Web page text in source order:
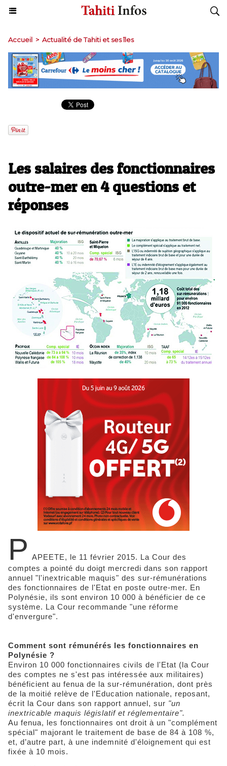
Accueil > Actualité de Tahiti et ses îles
Les salaires des fonctionnaires
outre-mer en 4 questions et
réponses
P APEETE, le 11 février 2015. La Cour des
comptes a pointé du doigt mercredi dans son rapport
annuel "l'inextricable maquis" des sur-rémunérations
des fonctionnaires de l'Etat en poste outre-mer. En
Polynésie, ils sont environ 10 000 à bénéficier de ce
système. La Cour recommande "une réforme
d'envergure".
Comment sont rémunérés les fonctionnaires en
Polynésie ?
Environ 10 000 fonctionnaires civils de l'Etat (la Cour
des comptes ne s'est pas intéressée aux militaires)
bénéficient au fenua de la sur-rémunération, dont près
de la moitié relève de l'Education nationale, reposant,
écrit la Cour dans son rapport annuel, sur "un
inextricable maquis législatif et réglementaire".
Au fenua, les fonctionnaires ont droit à un "complément
spécial" majorant le traitement de base de 84 à 108 %,
et, d’autre part, à une indemnité d'éloignement qui est
fixée à 10 mois.